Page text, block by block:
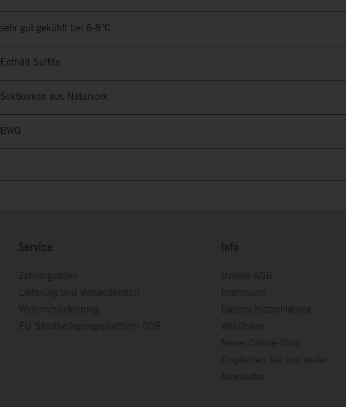
sehr gut gekühlt bei 6-8°C
Enthält Sulfite
Sektkorken aus Naturkork
BWG
Service
Zahlungsarten
Lieferung und Versandkosten
Widerrufsbelehrung
EU Streitbeilegungsplattform ODR
Info
Unsere AGB
Impressum
Datenschutzerklärung
Weinlisten
Neuer Online-Shop
Empfehlen Sie uns weiter
Newsletter